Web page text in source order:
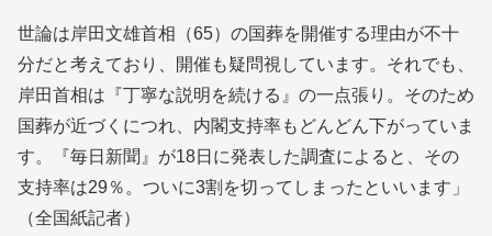
世論は岸田文雄首相（65）の国葬を開催する理由が不十
分だと考えており、開催も疑問視しています。それでも、
岸田首相は『丁寧な説明を続ける』の一点張り。そのため
国葬が近づくにつれ、内閣支持率もどんどん下がっていま
す。『毎日新聞』が18日に発表した調査によると、その
支持率は29％。ついに3割を切ってしまったといいます」
（全国紙記者）